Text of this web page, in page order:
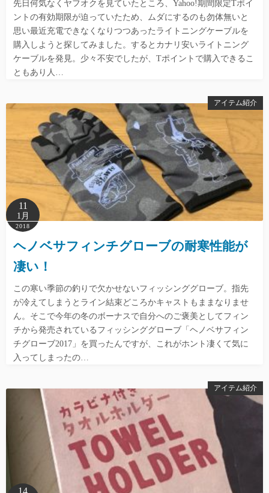
先日何気なくヤフオクを見ていたところ、Yahoo!期間限定Tポイ
ントの有効期限が迫っていたため、ムダにするのも勿体無いと
思い最近充電できなくなりつつあったライトニングケーブルを
購入しようと探してみました。するとカナリ安いライトニング
ケーブルを発見。少々不安でしたが、Tポイントで購入できるこ
ともあり人…
アイテム紹介
11
1月
2018
ヘノベサフィンチグローブの耐寒性能が
凄い！
この寒い季節の釣りで欠かせないフィッシンググローブ。指先
が冷えてしまうとライン結束どころかキャストもままなりませ
ん。そこで今年の冬のボーナスで自分へのご褒美としてフィン
チから発売されているフィッシンググローブ「ヘノベサフィン
チグローブ2017」を買ったんですが、これがホント凄くて気に
入ってしまったの…
アイテム紹介
14